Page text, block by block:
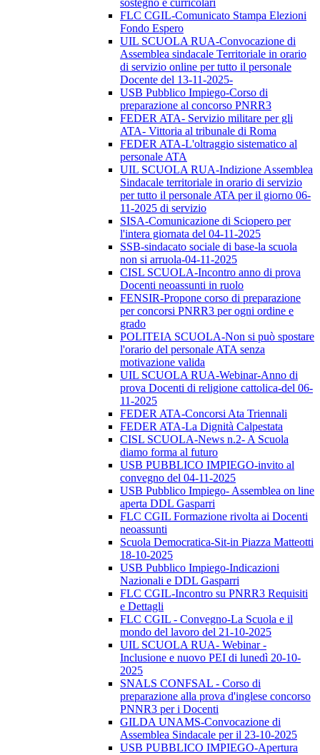
sostegno e curricolari
FLC CGIL-Comunicato Stampa Elezioni
Fondo Espero
UIL SCUOLA RUA-Convocazione di
Assemblea sindacale Territoriale in orario
di servizio online per tutto il personale
Docente del 13-11-2025-
USB Pubblico Impiego-Corso di
preparazione al concorso PNRR3
FEDER ATA- Servizio militare per gli
ATA- Vittoria al tribunale di Roma
FEDER ATA-L'oltraggio sistematico al
personale ATA
UIL SCUOLA RUA-Indizione Assemblea
Sindacale territoriale in orario di servizio
per tutto il personale ATA per il giorno 06-
11-2025 di servizio
SISA-Comunicazione di Sciopero per
l'intera giornata del 04-11-2025
SSB-sindacato sociale di base-la scuola
non si arruola-04-11-2025
CISL SCUOLA-Incontro anno di prova
Docenti neoassunti in ruolo
FENSIR-Propone corso di preparazione
per concorsi PNRR3 per ogni ordine e
grado
POLITEIA SCUOLA-Non si può spostare
l'orario del personale ATA senza
motivazione valida
UIL SCUOLA RUA-Webinar-Anno di
prova Docenti di religione cattolica-del 06-
11-2025
FEDER ATA-Concorsi Ata Triennali
FEDER ATA-La Dignità Calpestata
CISL SCUOLA-News n.2- A Scuola
diamo forma al futuro
USB PUBBLICO IMPIEGO-invito al
convegno del 04-11-2025
USB Pubblico Impiego- Assemblea on line
aperta DDL Gasparri
FLC CGIL Formazione rivolta ai Docenti
neoassunti
Scuola Democratica-Sit-in Piazza Matteotti
18-10-2025
USB Pubblico Impiego-Indicazioni
Nazionali e DDL Gasparri
FLC CGIL-Incontro su PNRR3 Requisiti
e Dettagli
FLC CGIL - Convegno-La Scuola e il
mondo del lavoro del 21-10-2025
UIL SCUOLA RUA- Webinar -
Inclusione e nuovo PEI di lunedì 20-10-
2025
SNALS CONFSAL - Corso di
preparazione alla prova d'inglese concorso
PNNR3 per i Docenti
GILDA UNAMS-Convocazione di
Assemblea Sindacale per il 23-10-2025
USB PUBBLICO IMPIEGO-Apertura